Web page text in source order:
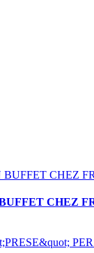
CHEZ